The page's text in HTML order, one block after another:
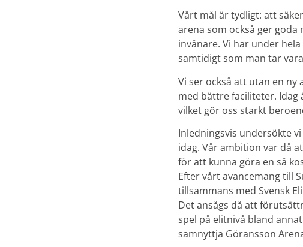
Vårt mål är tydligt: att
arena som också ger
invånare. Vi har under
samtidigt som man tar
Vi ser också att utan en
med bättre faciliteter.
vilket gör oss starkt
Inledningsvis undersökte
idag. Vår ambition var då
för att kunna göra en så
Efter vårt avancemang till
tillsammans med Svensk
Det ansågs då att
spel på elitnivå bland
samnyttja Göransson